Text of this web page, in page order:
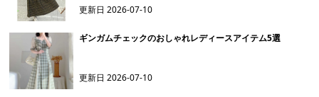
更新日2026-07-10
ギンガムチェックのおしゃれレディースアイテム5選
更新日2026-07-10